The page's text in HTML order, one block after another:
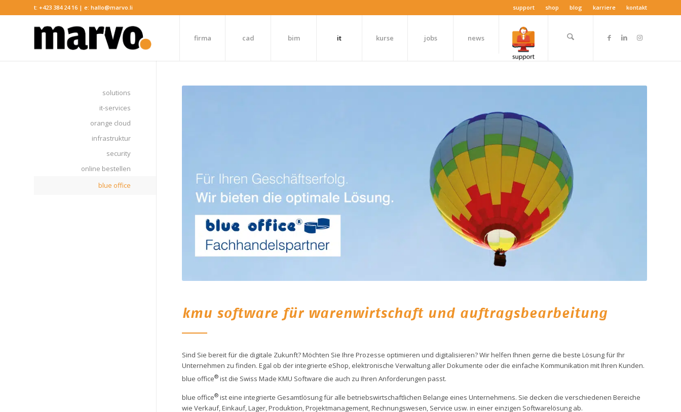
support shop blog karriere kontakt
t: +423 384 24 16 | e: hallo@marvo.li
firma cad bim it kurse jobs news
kmu software für warenwirtschaft und auftragsbearbeitung
Sind Sie bereit für die digitale Zukunft? Möchten Sie Ihre Prozesse optimieren und digitalisieren? Wir helfen Ihnen gerne die beste Lösung für Ihr
Unternehmen zu finden. Egal ob der integrierte eShop, elektronische Verwaltung aller Dokumente oder die einfache Kommunikation mit Ihren Kunden.
blue office® ist die Swiss Made KMU Software die auch zu Ihren Anforderungen passt.
blue office® ist eine integrierte Gesamtlösung für alle betriebswirtschaftlichen Belange eines Unternehmens. Sie decken die verschiedenen Bereiche
wie Verkauf, Einkauf, Lager, Produktion, Projektmanagement, Rechnungswesen, Service usw. in einer einzigen Softwarelösung ab.
solutions
it-services
orange cloud
infrastruktur
security
online bestellen
blue office